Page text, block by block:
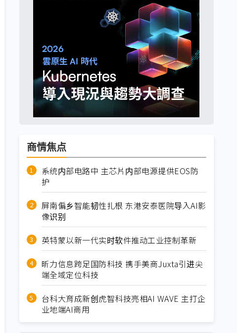
商情焦点
系统内部电路中 主芯片内部电源提供EOS防
护
屏南偏乡智能韧性扎根 东港安泰医院导入AI影
像识别
英特蒙以新一代实时软件推动工业控制革新
昕力信息跨足国防科技 携手美商Juxta引进尖
端全域定位科技
台科大育成新创虎智科技亮相AI WAVE 主打企
业地端AI商用